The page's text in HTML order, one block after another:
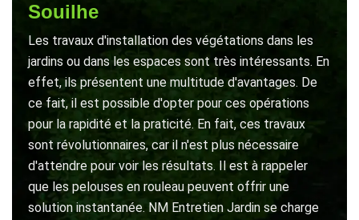
Souilhe
Les travaux d'installation des végétations dans les
jardins ou dans les espaces sont très intéressants. En
effet, ils présentent une multitude d'avantages. De
ce fait, il est possible d'opter pour ces opérations
pour la rapidité et la praticité. En fait, ces travaux
sont révolutionnaires, car il n'est plus nécessaire
d'attendre pour voir les résultats. Il est à rappeler
que les pelouses en rouleau peuvent offrir une
solution instantanée. NM Entretien Jardin se charge